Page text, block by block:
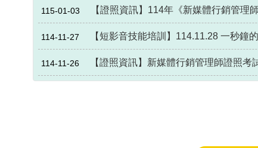
115-01-03 【證照資訊】114年《新媒體行銷管理
114-11-27 【短影音技能培訓】114.11.28 一秒鐘
114-11-26 【證照資訊】新媒體行銷管理師證照考